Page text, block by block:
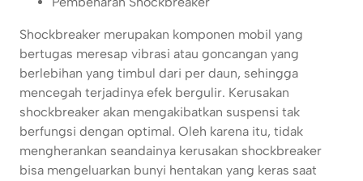
Shockbreaker merupakan komponen mobil yang
bertugas meresap vibrasi atau goncangan yang
berlebihan yang timbul dari per daun, sehingga
mencegah terjadinya efek bergulir. Kerusakan
shockbreaker akan mengakibatkan suspensi tak
berfungsi dengan optimal. Oleh karena itu, tidak
mengherankan seandainya kerusakan shockbreaker
bisa mengeluarkan bunyi hentakan yang keras saat